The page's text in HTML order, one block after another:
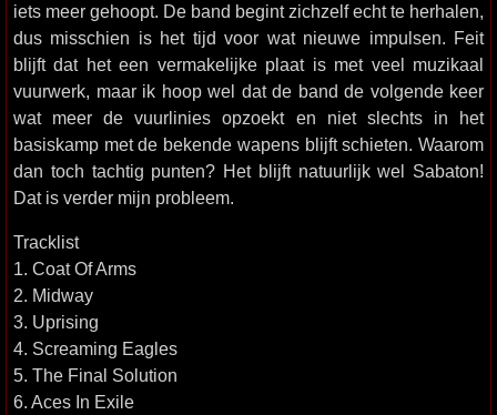
iets meer gehoopt. De band begint zichzelf echt te herhalen,
dus misschien is het tijd voor wat nieuwe impulsen. Feit
blijft dat het een vermakelijke plaat is met veel muzikaal
vuurwerk, maar ik hoop wel dat de band de volgende keer
wat meer de vuurlinies opzoekt en niet slechts in het
basiskamp met de bekende wapens blijft schieten. Waarom
dan toch tachtig punten? Het blijft natuurlijk wel Sabaton!
Dat is verder mijn probleem.
Tracklist
1. Coat Of Arms
2. Midway
3. Uprising
4. Screaming Eagles
5. The Final Solution
6. Aces In Exile